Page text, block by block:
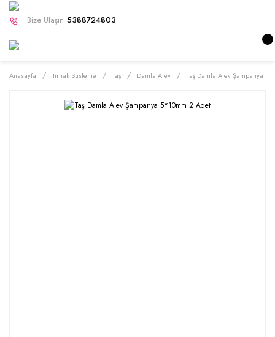
Bize Ulaşın 5388724803
Anasayfa Tırnak Süsleme Taş Damla Alev Taş Damla Alev Şampanya